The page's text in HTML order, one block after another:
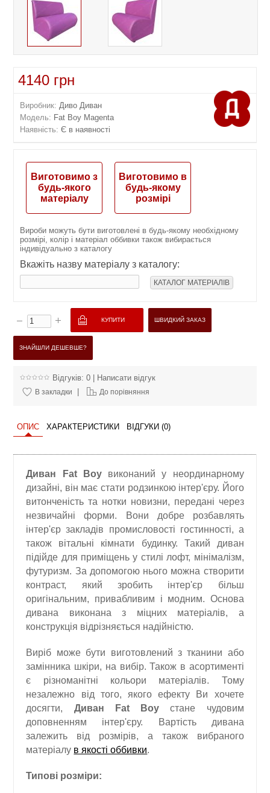
4140 грн
Виробник: Диво Диван
Модель: Fat Boy Magenta
Наявність: Є в наявності
Виготовимо з
будь-якого
матеріалу
Виготовимо в
будь-якому
розмірі
Вироби можуть бути виготовлені в будь-якому необхідному
розмірі, колір і матеріал оббивки також вибирається
індивідуально з каталогу
Вкажіть назву матеріалу з каталогу:
КАТАЛОГ МАТЕРІАЛІВ
ШВИДКИЙ ЗАКАЗ
ЗНАЙШЛИ ДЕШЕВШЕ?
Відгуків: 0 Написати відгук
В закладки До порівняння
ОПИС ХАРАКТЕРИСТИКИ ВІДГУКИ (0)
Диван Fat Boyвиконаний у неординарному
дизайні, він має стати родзинкою інтер'єру. Його
витонченість та нотки новизни, передані через
незвичайні форми. Вони добре розбавлять
інтер'єр закладів промисловості гостинності, а
також вітальні кімнати будинку. Такий диван
підійде для приміщень у стилі лофт, мінімалізм,
футуризм. За допомогою нього можна створити
контраст, який зробить інтер'єр більш
оригінальним, привабливим і модним. Основа
дивана виконана з міцних матеріалів, а
конструкція відрізняється надійністю.
Виріб може бути виготовлений з тканини або
замінника шкіри, на вибір. Також в асортименті
є різноманітні кольори матеріалів. Тому
незалежно від того, якого ефекту Ви хочете
досягти, Диван Fat Boy стане чудовим
доповненням інтер'єру. Вартість дивана
залежить від розмірів, а також вибраного
матеріалу в якості оббивки.
Типові розміри: